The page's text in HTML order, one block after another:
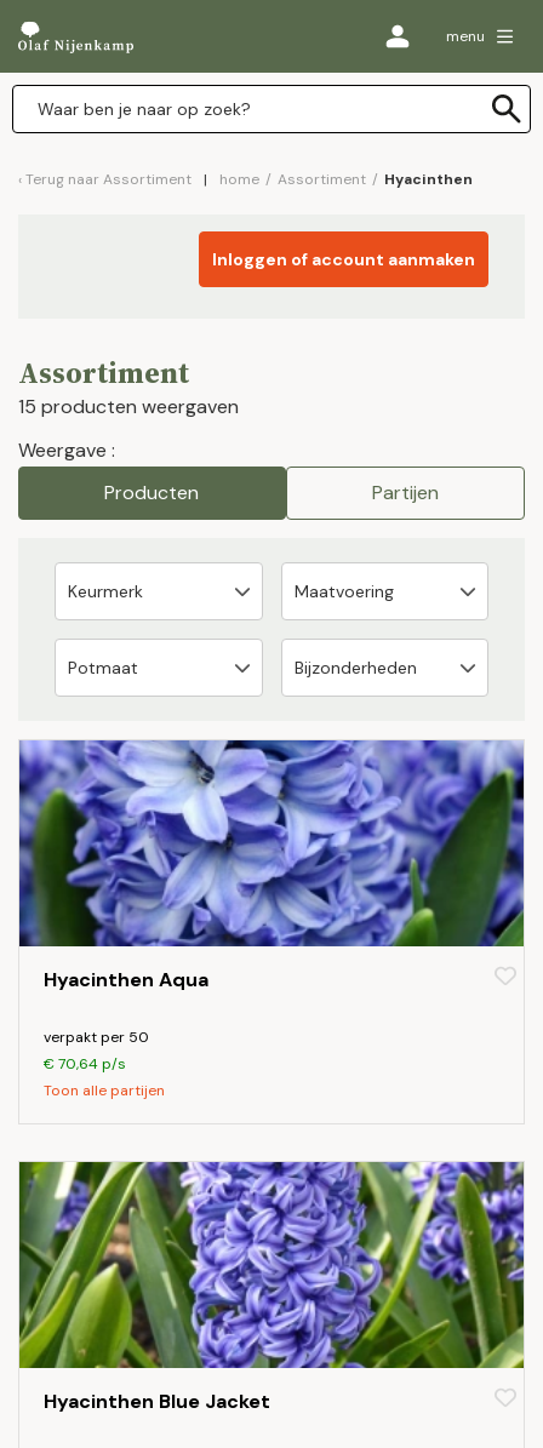
menu
Terug naar Assortiment home / Assortiment / Hyacinthen
Inloggen of account aanmaken
Assortiment
15 producten weergaven
Weergave :
Producten
Partijen
Hyacinthen Aqua
verpakt per 50
€ 70,64 p/s
Toon alle partijen
Hyacinthen Blue Jacket